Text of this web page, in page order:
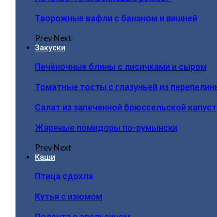
Творожные вафли с бананом и вишней
PrevNext
Закуски
Печёночные блины с лисичками и сыром
Томатные тосты с глазуньей из
Салат из запеченной брюссельской
Жареные помидоры по-румынски
PrevNext
Каши
Птица сдохла
Кутья с изюмом